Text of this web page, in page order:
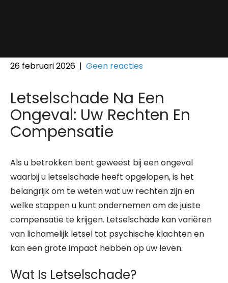
26 februari 2026 | Geen reacties
Letselschade Na Een
Ongeval: Uw Rechten En
Compensatie
Als u betrokken bent geweest bij een ongeval
waarbij u letselschade heeft opgelopen, is het
belangrijk om te weten wat uw rechten zijn en
welke stappen u kunt ondernemen om de juiste
compensatie te krijgen. Letselschade kan variëren
van lichamelijk letsel tot psychische klachten en
kan een grote impact hebben op uw leven.
Wat Is Letselschade?